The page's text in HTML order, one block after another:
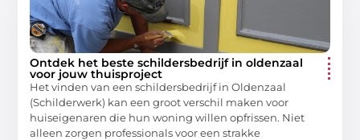
Ontdek het beste schildersbedrijf in oldenzaal
voor jouw thuisproject
Het vinden van een schildersbedrijf in Oldenzaal
(Schilderwerk) kan een groot verschil maken voor
huiseigenaren die hun woning willen opfrissen. Niet
alleen zorgen professionals voor een strakke